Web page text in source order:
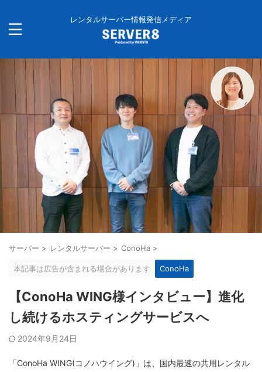
レンタルサーバー情報発信メディア
サーバー > レンタルサーバー > ConoHa >
本記事は広告が含まれる場合があります ConoHa
【ConoHa WING様インタビュー】進化
し続けるホスティングサービスへ
2024年9月24日
「ConoHa WING(コノハウイング)」は、国内最速の共用レンタル